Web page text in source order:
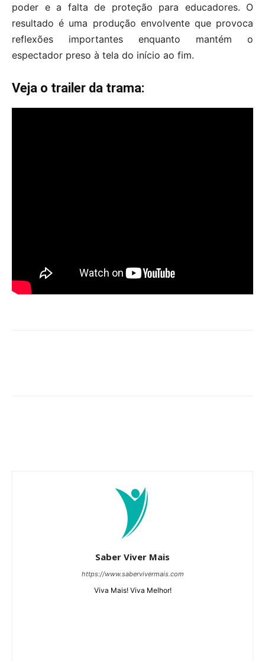
poder e a falta de proteção para educadores. O
resultado é uma produção envolvente que provoca
reflexões importantes enquanto mantém o
espectador preso à tela do início ao fim.
Veja o trailer da trama:
Saber Viver Mais
https://www.sabervivermais.com
Viva Mais! Viva Melhor!